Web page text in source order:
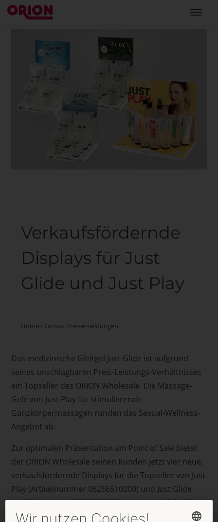
Verkaufsfördernde
Displays für Just
Glide und Just Play
Home / Grosso Pressemeldungen
Das medizinische Gleitgel Just Glide ist aufgrund
seines unschlagbaren Preis-Leistungs-Verhältnisses
ein Topseller des ORION Wholesale. Die Massage-
Gele von Just Play für stimulierende
Ganzkörpermassagen runden das Sexual-Wellness-
Angebot ab.
Zur optimalen Präsentation am Point of Sale bietet
der ORION Wholesale seinen Kunden jetzt vier neue,
verkaufsfördernde Displays für die Topseller von Just
Play (Artikelnummer 06266510000) und Just Glide
(Artikelnummer 06269370000) sowie Just Glide Bio
(Artikelnummer 06269450000) und Just Glide